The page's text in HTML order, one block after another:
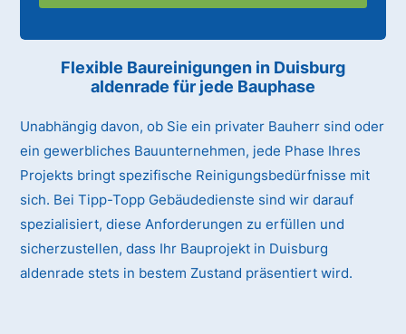
Flexible Baureinigungen in Duisburg
aldenrade für jede Bauphase
Unabhängig davon, ob Sie ein privater Bauherr sind oder
ein gewerbliches Bauunternehmen, jede Phase Ihres
Projekts bringt spezifische Reinigungsbedürfnisse mit
sich. Bei Tipp-Topp Gebäudedienste sind wir darauf
spezialisiert, diese Anforderungen zu erfüllen und
sicherzustellen, dass Ihr Bauprojekt in Duisburg
aldenrade stets in bestem Zustand präsentiert wird.